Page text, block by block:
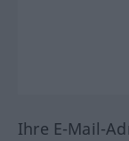
Ihre E-Mail-